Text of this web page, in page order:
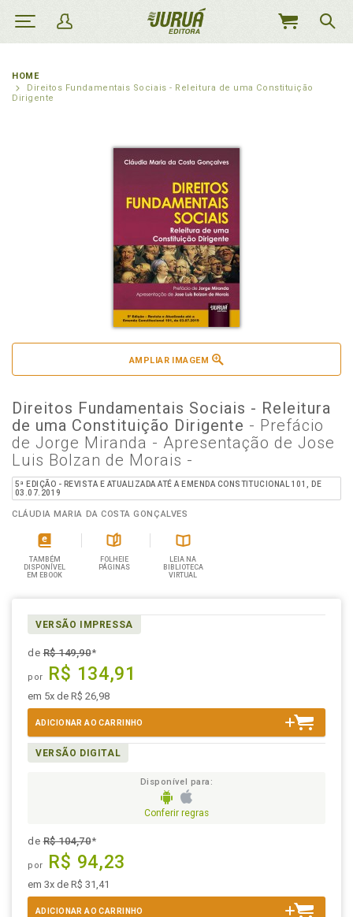
MEU
HOME
Direitos Fundamentais Sociais - Releitura de uma Constituição
Dirigente
AMPLIAR IMAGEM
Direitos Fundamentais Sociais - Releitura
de uma Constituição Dirigente - Prefácio
de Jorge Miranda - Apresentação de Jose
Luis Bolzan de Morais -
5ª EDIÇÃO - REVISTA E ATUALIZADA ATÉ A EMENDA CONSTITUCIONAL 101, DE
03.07.2019
CLÁUDIA MARIA DA COSTA GONÇALVES
TAMBÉM
DISPONÍVEL
EM EBOOK
FOLHEIE
PÁGINAS
LEIA NA
BIBLIOTECA
VIRTUAL
VERSÃO IMPRESSA
deR$ 149,90*
por R$ 134,91
em 5x de R$ 26,98
ADICIONAR AO CARRINHO
VERSÃO DIGITAL
Disponível para:
Conferir regras
deR$ 104,70*
por R$ 94,23
em 3x de R$ 31,41
ADICIONAR AO CARRINHO